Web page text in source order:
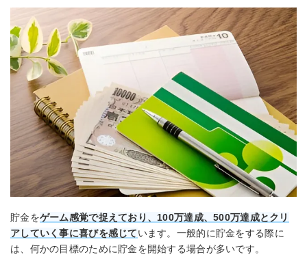
貯金をゲーム感覚で捉えており、100万達成、500万達成とクリ
アしていく事に喜びを感じています。一般的に貯金をする際に
は、何かの目標のために貯金を開始する場合が多いです。